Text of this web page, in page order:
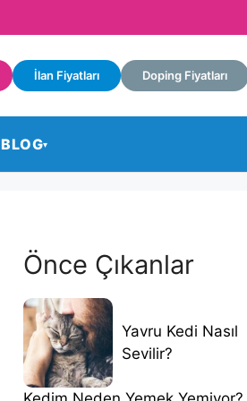
İlan Fiyatları Doping Fiyatları
BLOG▾
Önce Çıkanlar
Yavru Kedi Nasıl
Sevilir?